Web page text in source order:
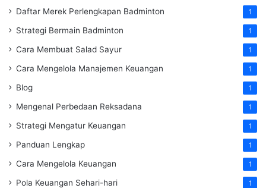
Daftar Merek Perlengkapan Badminton 1
Strategi Bermain Badminton 1
Cara Membuat Salad Sayur 1
Cara Mengelola Manajemen Keuangan 1
Blog 1
Mengenal Perbedaan Reksadana 1
Strategi Mengatur Keuangan 1
Panduan Lengkap 1
Cara Mengelola Keuangan 1
Pola Keuangan Sehari-hari 1